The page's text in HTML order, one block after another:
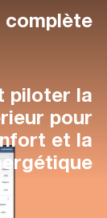
complète
piloter la
pour
et la